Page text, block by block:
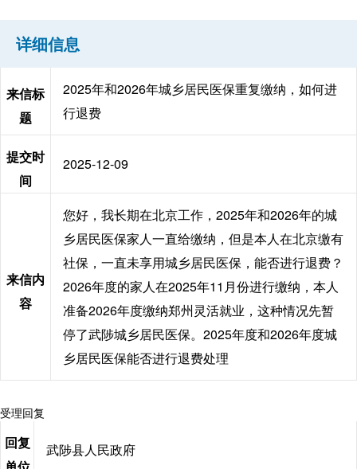
详细信息
来信标
题
2025年和2026年城乡居民医保重复缴纳，如何进
行退费
提交时
间
2025-12-09
来信内
容
您好，我长期在北京工作，2025年和2026年的城
乡居民医保家人一直给缴纳，但是本人在北京缴有
社保，一直未享用城乡居民医保，能否进行退费？
2026年度的家人在2025年11月份进行缴纳，本人
准备2026年度缴纳郑州灵活就业，这种情况先暂
停了武陟城乡居民医保。2025年度和2026年度城
乡居民医保能否进行退费处理
受理回复
回复
武陟县人民政府